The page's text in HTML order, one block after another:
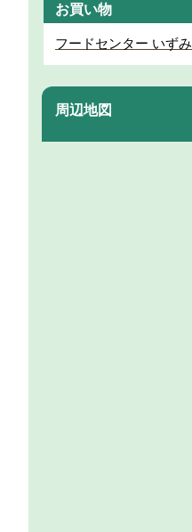
お買い物
フードセンター いずみ
周辺地図